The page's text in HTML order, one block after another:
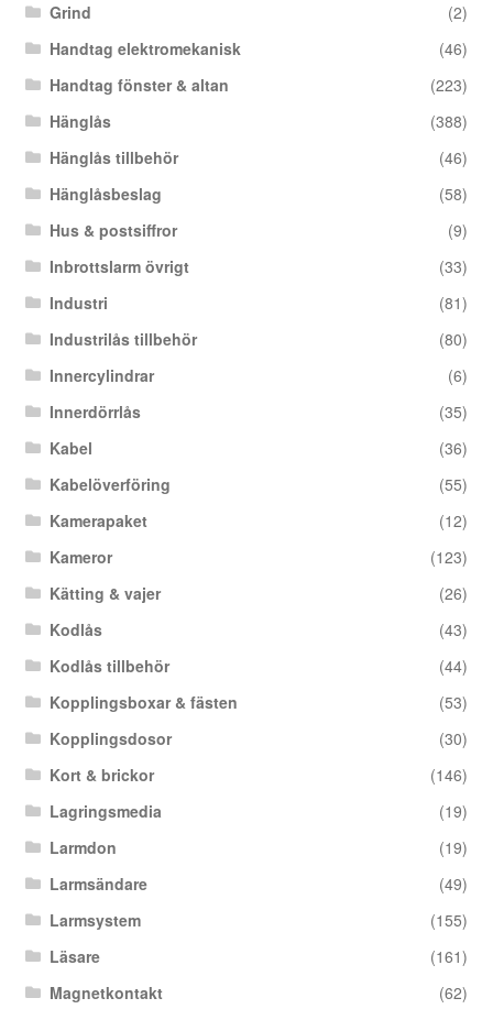
Grind
(2)
Handtag elektromekanisk
(46)
Handtag fönster & altan
(223)
Hänglås
(388)
Hänglås tillbehör
(46)
Hänglåsbeslag
(58)
Hus & postsiffror
(9)
Inbrottslarm övrigt
(33)
Industri
(81)
Industrilås tillbehör
(80)
Innercylindrar
(6)
Innerdörrlås
(35)
Kabel
(36)
Kabelöverföring
(55)
Kamerapaket
(12)
Kameror
(123)
Kätting & vajer
(26)
Kodlås
(43)
Kodlås tillbehör
(44)
Kopplingsboxar & fästen
(53)
Kopplingsdosor
(30)
Kort & brickor
(146)
Lagringsmedia
(19)
Larmdon
(19)
Larmsändare
(49)
Larmsystem
(155)
Läsare
(161)
Magnetkontakt
(62)